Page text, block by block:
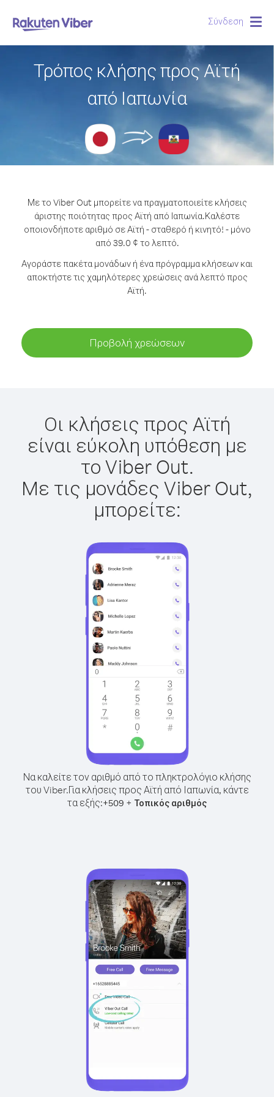
Σύνδεση
Τρόπος κλήσης προς Αϊτή
από Ιαπωνία
Με το Viber Out μπορείτε να πραγματοποιείτε κλήσεις
άριστης ποιότητας προς Αϊτή από Ιαπωνία.Καλέστε
οποιονδήποτε αριθμό σε Αϊτή - σταθερό ή κινητό! - μόνο
από 39.0 ¢ το λεπτό.
Αγοράστε πακέτα μονάδων ή ένα πρόγραμμα κλήσεων και
αποκτήστε τις χαμηλότερες χρεώσεις ανά λεπτό προς
Αϊτή.
Προβολή χρεώσεων
Οι κλήσεις προς Αϊτή
είναι εύκολη υπόθεση με
το Viber Out.
Με τις μονάδες Viber Out,
μπορείτε:
Να καλείτε τον αριθμό από το πληκτρολόγιο κλήσης
του Viber.Για κλήσεις προς Αϊτή από Ιαπωνία, κάντε
τα εξής:+509 + Τοπικός αριθμός